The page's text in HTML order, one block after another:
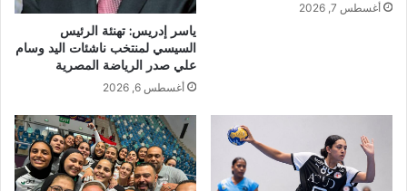
أغسطس 7, 2026
ياسر إدريس: تهنئة الرئيس
السيسي لمنتخب ناشئات اليد وسام
علي صدر الرياضة المصرية
أغسطس 6, 2026